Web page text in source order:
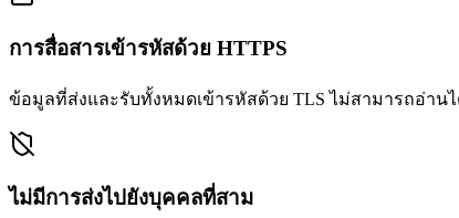
การสื่อสารเข้ารหัสด้วย HTTPS
ข้อมูลที่ส่งและรับทั้งหมดเข้ารหัสด้วย TLS ไม่สามารถอ่าน
ไม่มีการส่งไปยังบุคคลที่สาม